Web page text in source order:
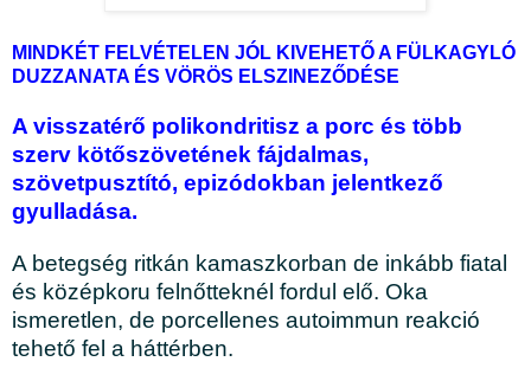
MINDKÉT FELVÉTELEN JÓL KIVEHETŐ A FÜLKAGYLÓ
DUZZANATA ÉS VÖRÖS ELSZINEZŐDÉSE
A visszatérő polikondritisz a porc és több
szerv kötőszövetének fájdalmas,
szövetpusztító, epizódokban jelentkező
gyulladása.
A betegség ritkán kamaszkorban de inkább fiatal
és középkoru felnőtteknél fordul elő. Oka
ismeretlen, de porcellenes autoimmun reakció
tehető fel a háttérben.